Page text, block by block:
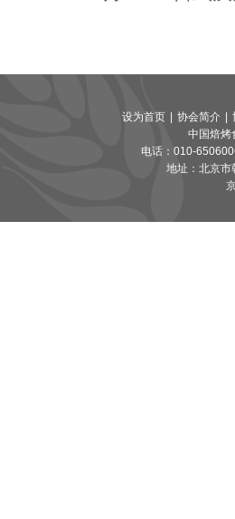
设为首页 协会简介
中国焙烤
电话：010-
地址：北京